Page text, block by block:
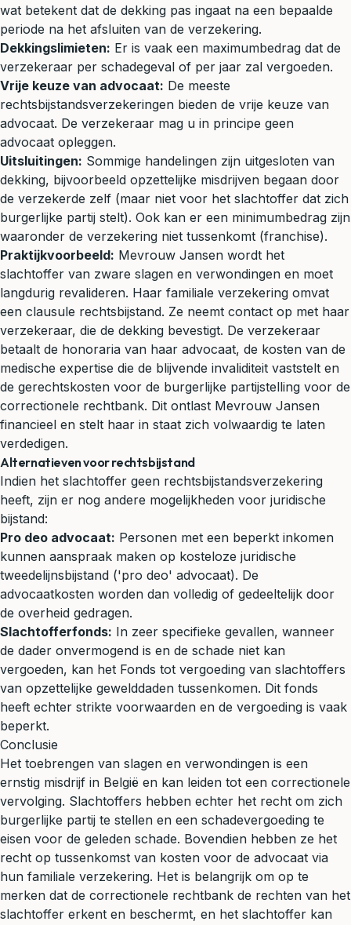
wat betekent dat de dekking pas ingaat na een bepaalde
periode na het afsluiten van de verzekering.
Dekkingslimieten: Er is vaak een maximumbedrag dat de
verzekeraar per schadegeval of per jaar zal vergoeden.
Vrije keuze van advocaat: De meeste
rechtsbijstandsverzekeringen bieden de vrije keuze van
advocaat. De verzekeraar mag u in principe geen
advocaat opleggen.
Uitsluitingen: Sommige handelingen zijn uitgesloten van
dekking, bijvoorbeeld opzettelijke misdrijven begaan door
de verzekerde zelf (maar niet voor het slachtoffer dat zich
burgerlijke partij stelt). Ook kan er een minimumbedrag zijn
waaronder de verzekering niet tussenkomt (franchise).
Praktijkvoorbeeld: Mevrouw Jansen wordt het
slachtoffer van zware slagen en verwondingen en moet
langdurig revalideren. Haar familiale verzekering omvat
een clausule rechtsbijstand. Ze neemt contact op met haar
verzekeraar, die de dekking bevestigt. De verzekeraar
betaalt de honoraria van haar advocaat, de kosten van de
medische expertise die de blijvende invaliditeit vaststelt en
de gerechtskosten voor de burgerlijke partijstelling voor de
correctionele rechtbank. Dit ontlast Mevrouw Jansen
financieel en stelt haar in staat zich volwaardig te laten
verdedigen.
Alternatieven voor rechtsbijstand
Indien het slachtoffer geen rechtsbijstandsverzekering
heeft, zijn er nog andere mogelijkheden voor juridische
bijstand:
Pro deo advocaat: Personen met een beperkt inkomen
kunnen aanspraak maken op kosteloze juridische
tweedelijnsbijstand ('pro deo' advocaat). De
advocaatkosten worden dan volledig of gedeeltelijk door
de overheid gedragen.
Slachtofferfonds: In zeer specifieke gevallen, wanneer
de dader onvermogend is en de schade niet kan
vergoeden, kan het Fonds tot vergoeding van slachtoffers
van opzettelijke gewelddaden tussenkomen. Dit fonds
heeft echter strikte voorwaarden en de vergoeding is vaak
beperkt.
Conclusie
Het toebrengen van slagen en verwondingen is een
ernstig misdrijf in België en kan leiden tot een correctionele
vervolging. Slachtoffers hebben echter het recht om zich
burgerlijke partij te stellen en een schadevergoeding te
eisen voor de geleden schade. Bovendien hebben ze het
recht op tussenkomst van kosten voor de advocaat via
hun familiale verzekering. Het is belangrijk om op te
merken dat de correctionele rechtbank de rechten van het
slachtoffer erkent en beschermt, en het slachtoffer kan